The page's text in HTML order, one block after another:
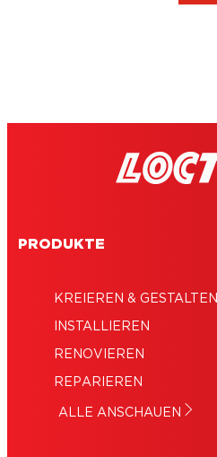
PRODUKTE
KREIEREN & GESTALTEN
INSTALLIEREN
RENOVIEREN
REPARIEREN
ALLE ANSCHAUEN